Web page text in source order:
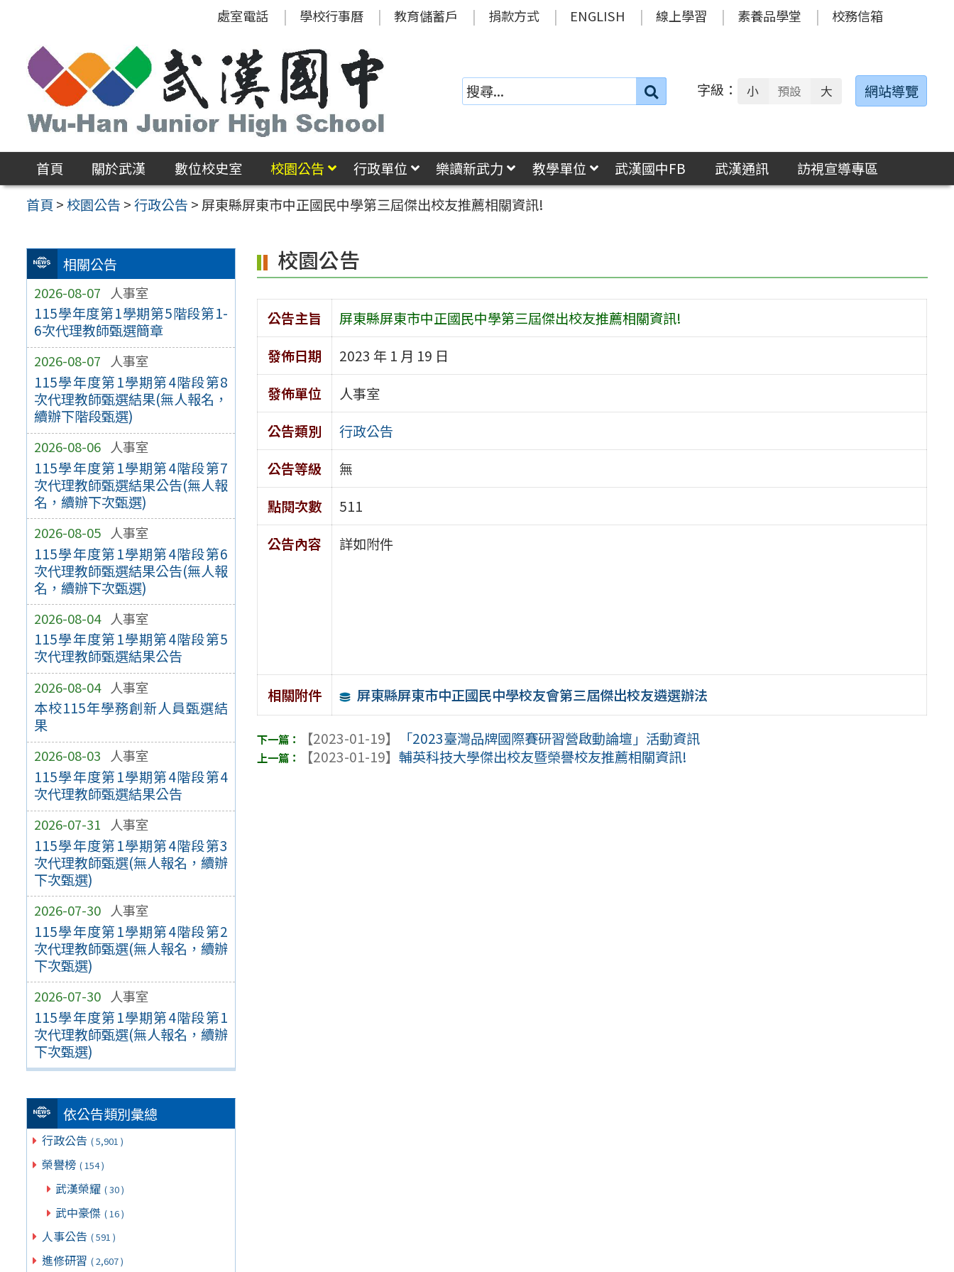
區
處室電話 學校行事曆 教育儲蓄戶 捐款方式 ENGLISH 線上學習 素養品學堂 校務信箱
搜
字級： 小 預設 大 網站導覽
首頁 關於武漢 數位校史室 校園公告 行政單位 樂讀新武力 教學單位 武漢國中FB 武漢通訊
訪視宣導專區
首頁 >校園公告 >行政公告 > 屏東縣屏東市中正國民中學第三屆傑出校友推薦相關資訊!
相關公告
2026-08-07 人事室
115學年度第1學期第5階段第1-
6次代理教師甄選簡章
2026-08-07 人事室
115學年度第1學期第4階段第8
次代理教師甄選結果(無人報名，
續辦下階段甄選)
2026-08-06 人事室
115學年度第1學期第4階段第7
次代理教師甄選結果公告(無人報
名，續辦下次甄選)
2026-08-05 人事室
115學年度第1學期第4階段第6
次代理教師甄選結果公告(無人報
名，續辦下次甄選)
2026-08-04 人事室
115學年度第1學期第4階段第5
次代理教師甄選結果公告
2026-08-04 人事室
本校115年學務創新人員甄選結
果
2026-08-03 人事室
115學年度第1學期第4階段第4
次代理教師甄選結果公告
2026-07-31 人事室
115學年度第1學期第4階段第3
次代理教師甄選(無人報名，續辦
下次甄選)
2026-07-30 人事室
115學年度第1學期第4階段第2
次代理教師甄選(無人報名，續辦
下次甄選)
2026-07-30 人事室
115學年度第1學期第4階段第1
次代理教師甄選(無人報名，續辦
下次甄選)
依公告類別彙總
行政公告 ( 5,901 )
榮譽榜 ( 154 )
武漢榮耀 ( 30 )
武中豪傑 ( 16 )
人事公告 ( 591 )
進修研習 ( 2,607 )
校園公告
公告主旨
屏東縣屏東市中正國民中學第三屆傑出校友推薦相關資訊!
發佈日期
2023 年 1 月 19 日
發佈單位
人事室
公告類別
行政公告
公告等級
無
點閱次數
511
公告內容
詳如附件
相關附件 屏東縣屏東市中正國民中學校友會第三屆傑出校友遴選辦法
【2023-01-19】
「2023臺灣品牌國際賽研習營啟動論壇」活動資訊
【2023-01-19】輔英科技大學傑出校友暨榮譽校友推薦相關資訊!